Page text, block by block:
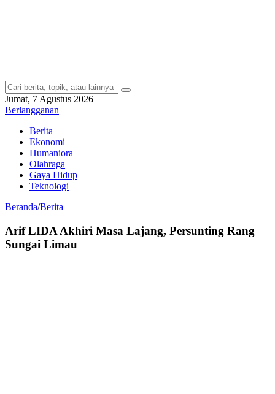
Jumat, 7 Agustus 2026
Berlangganan
Berita
Ekonomi
Humaniora
Olahraga
Gaya Hidup
Teknologi
Beranda/Berita
Arif LIDA Akhiri Masa Lajang, Persunting Rang
Sungai Limau